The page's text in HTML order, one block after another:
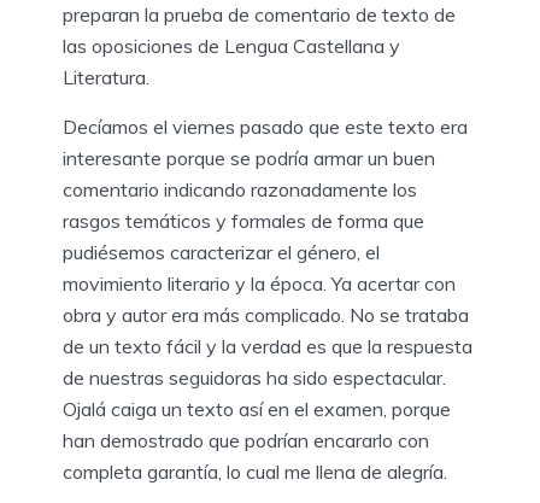
preparan la prueba de comentario de texto de
las oposiciones de Lengua Castellana y
Literatura.
Decíamos el viernes pasado que este texto era
interesante porque se podría armar un buen
comentario indicando razonadamente los
rasgos temáticos y formales de forma que
pudiésemos caracterizar el género, el
movimiento literario y la época. Ya acertar con
obra y autor era más complicado. No se trataba
de un texto fácil y la verdad es que la respuesta
de nuestras seguidoras ha sido espectacular.
Ojalá caiga un texto así en el examen, porque
han demostrado que podrían encararlo con
completa garantía, lo cual me llena de alegría.